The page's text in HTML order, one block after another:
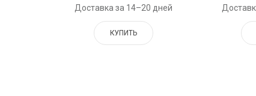
Доставка за 14–20 дней
КУПИТЬ